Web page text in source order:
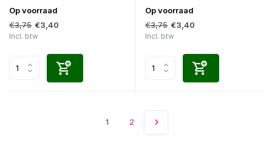
Op voorraad
€3,75 €3,40
Incl. btw
Op voorraad
€3,75 €3,40
Incl. btw
1 2